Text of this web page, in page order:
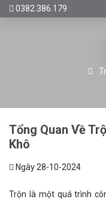
0382.386.179
Tổng Quan Về
Khô
Ngày 28-10-2024
Trộn là một quá trình